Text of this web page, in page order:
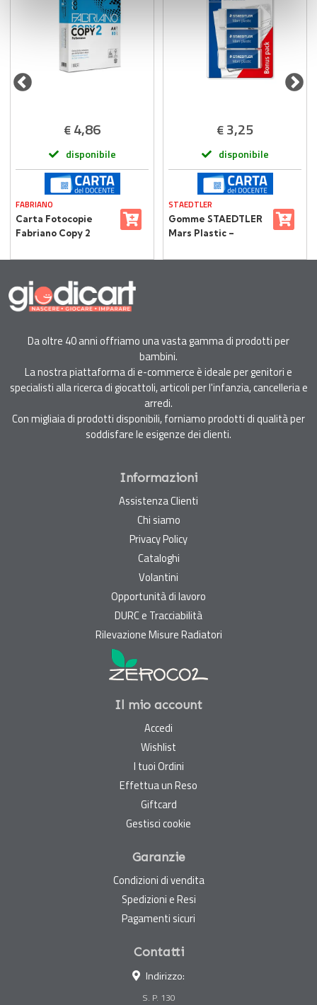
con altre informazioni che ha fornito loro o che hanno
raccolto dal suo utilizzo dei loro servizi.
€4,86
disponibile
FABRIANO
Carta Fotocopie
Fabriano Copy 2
Alta Qualità,
Sostenibilità
€3,25
disponibile
STAEDTLER
Gomme STAEDTLER
Mars Plastic –
Da oltre 40 anni offriamo una vasta gamma di prodotti per
bambini.
La nostra piattaforma di e-commerce è ideale per genitori e
specialisti alla ricerca di giocattoli, articoli per l'infanzia, cancelleria e
arredi.
Con migliaia di prodotti disponibili, forniamo prodotti di qualità per
soddisfare le esigenze dei clienti.
Informazioni
Assistenza Clienti
Chi siamo
Privacy Policy
Cataloghi
Volantini
Opportunità di lavoro
DURC e Tracciabilità
Rilevazione Misure Radiatori
Il mio account
Accedi
Wishlist
I tuoi Ordini
Effettua un Reso
Giftcard
Gestisci cookie
Garanzie
Condizioni di vendita
Spedizioni e Resi
Pagamenti sicuri
Contatti
Indirizzo:
S. P. 130